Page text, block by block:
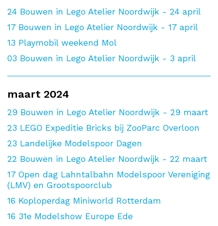
24 Bouwen in Lego Atelier Noordwijk - 24 april
17 Bouwen in Lego Atelier Noordwijk - 17 april
13 Playmobil weekend Mol
03 Bouwen in Lego Atelier Noordwijk - 3 april
maart 2024
29 Bouwen in Lego Atelier Noordwijk - 29 maart
23 LEGO Expeditie Bricks bij ZooParc Overloon
23 Landelijke Modelspoor Dagen
22 Bouwen in Lego Atelier Noordwijk - 22 maart
17 Open dag Lahntalbahn Modelspoor Vereniging
(LMV) en Grootspoorclub
16 Koploperdag Miniworld Rotterdam
16 31e Modelshow Europe Ede